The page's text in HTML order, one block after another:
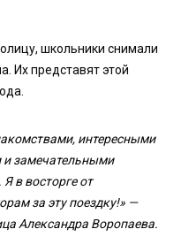
школьники снимали
Их представят этой
интересными
замечательными
в восторге от
за эту поездку!» —
Александра Воропаева.